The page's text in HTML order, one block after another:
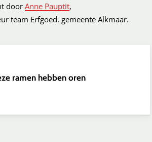
door Anne Pauptit,
team Erfgoed, gemeente Alkmaar.
ramen hebben oren